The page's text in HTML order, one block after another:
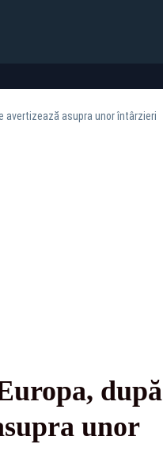
avertizează asupra unor întârzieri
după
unor